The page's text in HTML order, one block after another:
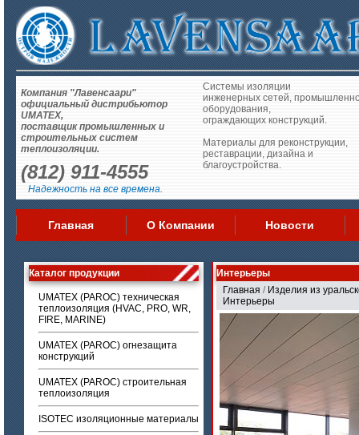
Компания "Лавенсаари"
официальный дистрибьютор
UMATEX,
поставщик промышленных и
строительных систем
теплоизоляции.
(812) 911-4555
Надежность на все времена.
Системы изоляции
инженерных сетей,
оборудования,
ограждающих конструкций.
Материалы для реконструкции,
реставрации, дизайна и
благоустройства.
Главная О Компании Новости
Каталог продукции
UMATEX (PAROC) техническая
теплоизоляция (HVAC, PRO, WR,
FIRE, MARINE)
UMATEX (PAROC) огнезащита
конструкций
UMATEX (PAROC) строительная
теплоизоляция
ISOTEC изоляционные материалы
Интерьеры
Главная / Изделия из
Интерьеры